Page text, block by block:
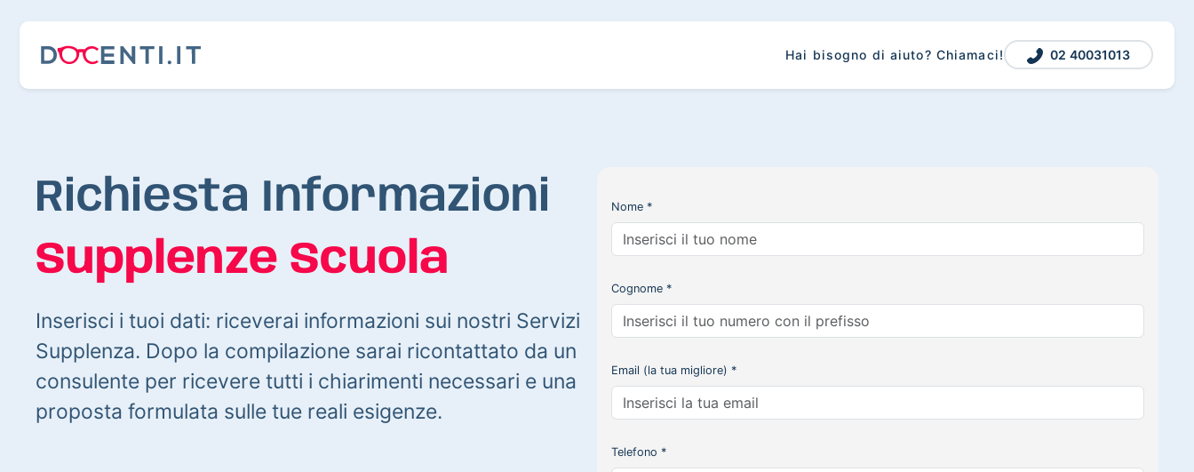
Hai bisogno di aiuto? Chiamaci! 02 40031013
Richiesta Informazioni
Supplenze Scuola
Inserisci i tuoi dati: riceverai informazioni sui nostri Servizi
Supplenza. Dopo la compilazione sarai ricontattato da un
consulente per ricevere tutti i chiarimenti necessari e una
proposta formulata sulle tue reali esigenze.
Nome *
Cognome *
Email (la tua migliore) *
Telefono *